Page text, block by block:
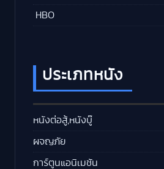
HBO
ประเภทหนัง
หนังต่อสู้,หนังบู๊
ผจญภัย
การ์ตูนแอนิเมชัน